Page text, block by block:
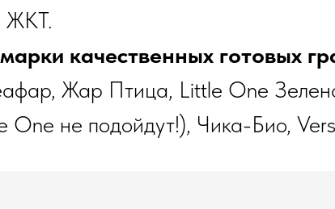
ЖКТ.
качественных готовых
Жар Птица, Little One
One не подойдут!), Чика-Био,